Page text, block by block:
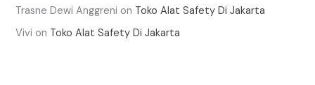
Trasne Dewi Anggreni on Toko Alat Safety Di Jakarta
Vivi on Toko Alat Safety Di Jakarta